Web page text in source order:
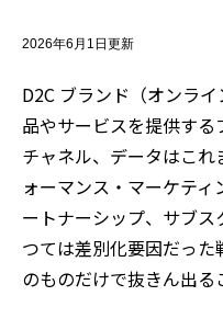
2026年6月1日更新
D2C ブランド（オンラ
品やサービスを提供す
チャネル、データはこれ
ォーマンス・マーケテ
ートナーシップ、サブ
つては差別化要因だっ
のものだけで抜きん出る